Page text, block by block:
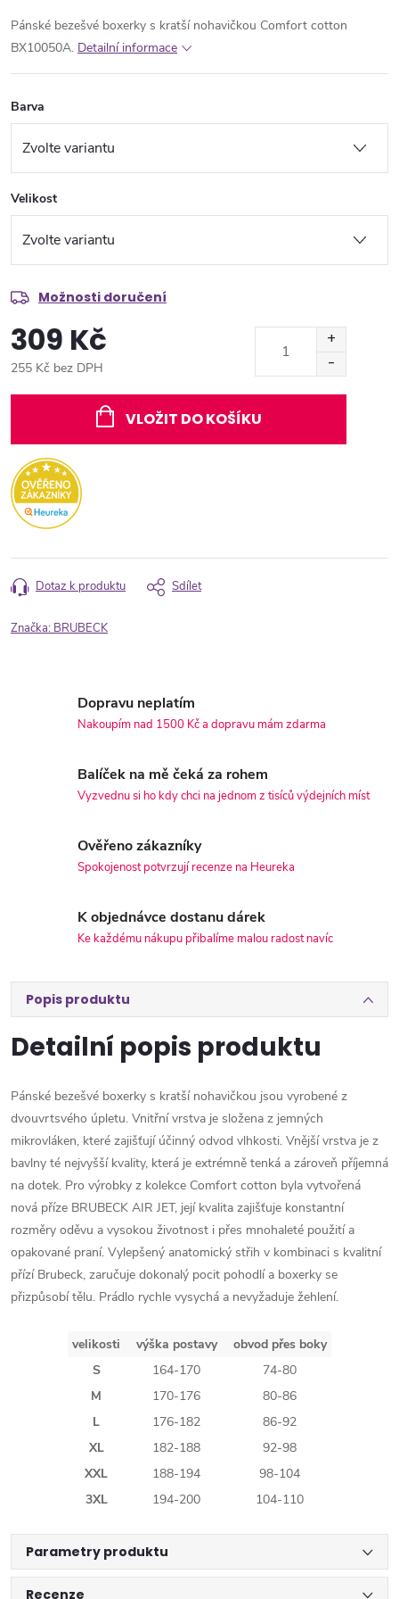
Pánské bezešvé boxerky s kratší nohavičkou Comfort cotton
BX10050A. Detailní informace
Barva
Velikost
Možnosti doručení
309 Kč
255 Kč bez DPH
VLOŽIT DO KOŠÍKU
Dotaz k produktu Sdílet
Značka: BRUBECK
Dopravu neplatím
Nakoupím nad 1500 Kč a dopravu mám zdarma
Balíček na mě čeká za rohem
Vyzvednu si ho kdy chci na jednom z tisíců výdejních míst
Ověřeno zákazníky
Spokojenost potvrzují recenze na Heureka
K objednávce dostanu dárek
Ke každému nákupu přibalíme malou radost navíc
Popis produktu
Detailní popis produktu
Pánské bezešvé boxerky s kratší nohavičkou jsou vyrobené z
dvouvrtsvého úpletu. Vnitřní vrstva je složena z jemných
mikrovláken, které zajišťují účinný odvod vlhkosti. Vnější vrstva je z
bavlny té nejvyšší kvality, která je extrémně tenká a zároveň příjemná
na dotek. Pro výrobky z kolekce Comfort cotton byla vytvořená
nová příze BRUBECK AIR JET, její kvalita zajišťuje konstantní
rozměry oděvu a vysokou životnost i přes mnohaleté použití a
opakované praní. Vylepšený anatomický střih v kombinaci s kvalitní
přízí Brubeck, zaručuje dokonalý pocit pohodlí a boxerky se
přizpůsobí tělu. Prádlo rychle vysychá a nevyžaduje žehlení.
velikosti výška postavy
obvod přes boky
S
164-170
74-80
M
170-176
80-86
L
176-182
86-92
XL
182-188
92-98
XXL
188-194
98-104
3XL
194-200 104-110
Parametry produktu
Recenze